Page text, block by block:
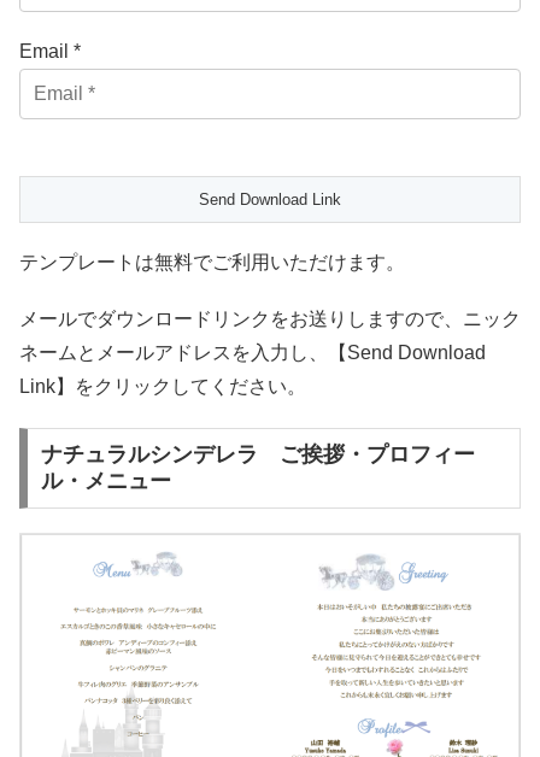
Email *
テンプレートは無料でご利用いただけます。
メールでダウンロードリンクをお送りしますので、ニック
ネームとメールアドレスを入力し、【Send Download
Link】をクリックしてください。
ナチュラルシンデレラ ご挨拶・プロフィー
ル・メニュー